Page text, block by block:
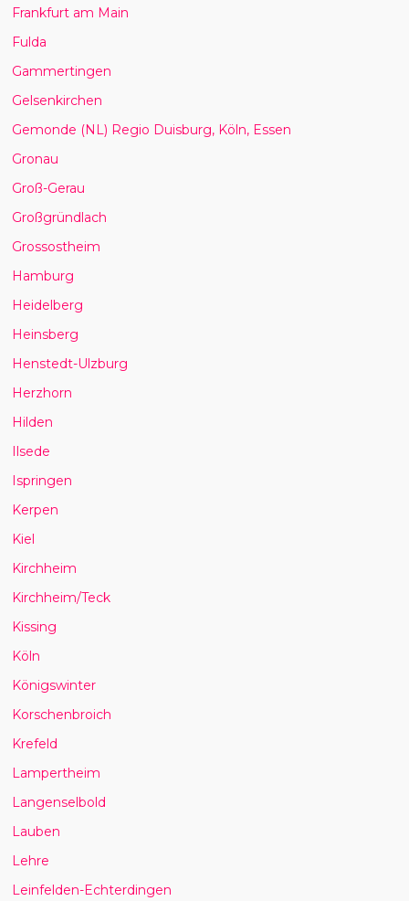
Frankfurt am Main
Fulda
Gammertingen
Gelsenkirchen
Gemonde (NL) Regio Duisburg, Köln, Essen
Gronau
Groß-Gerau
Großgründlach
Grossostheim
Hamburg
Heidelberg
Heinsberg
Henstedt-Ulzburg
Herzhorn
Hilden
Ilsede
Ispringen
Kerpen
Kiel
Kirchheim
Kirchheim/Teck
Kissing
Köln
Königswinter
Korschenbroich
Krefeld
Lampertheim
Langenselbold
Lauben
Lehre
Leinfelden-Echterdingen